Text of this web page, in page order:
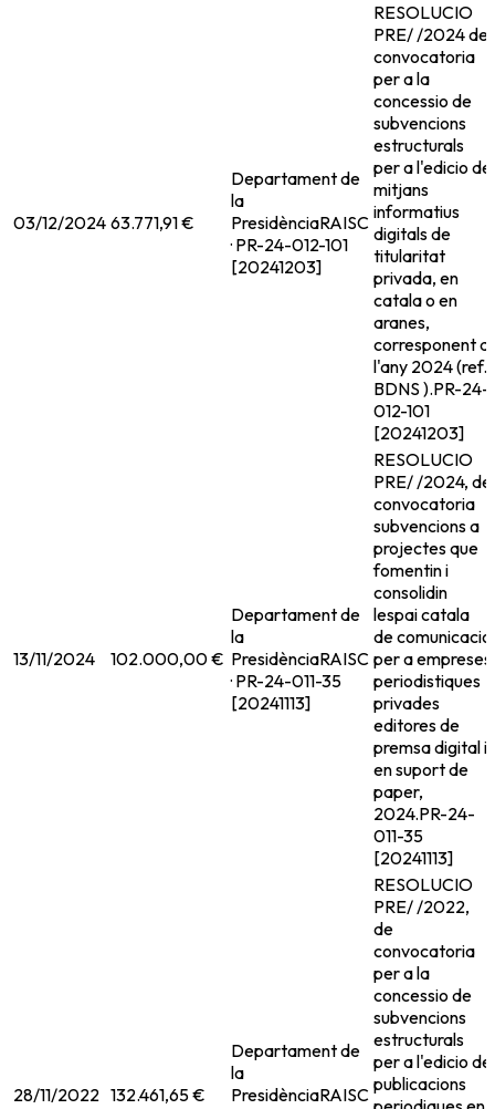
03/12/2024 63.771,91 €
Departament de
la
PresidènciaRAISC
· PR-24-012-101
[20241203]
RESOLUCIO
PRE/ /2024 de
convocatoria
per a la
concessio de
subvencions
estructurals
per a l'edicio de
mitjans
informatius
digitals de
titularitat
privada, en
catala o en
aranes,
corresponent a
l'any 2024 (ref.
BDNS ).PR-24-
012-101
[20241203]
13/11/2024 102.000,00 €
Departament de
la
PresidènciaRAISC
· PR-24-011-35
[20241113]
RESOLUCIO
PRE/ /2024, de
convocatoria
subvencions a
projectes que
fomentin i
consolidin
lespai catala
de comunicacio
per a empreses
periodistiques
privades
editores de
premsa digital i
en suport de
paper,
2024.PR-24-
011-35
[20241113]
28/11/2022 132.461,65 €
Departament de
la
PresidènciaRAISC
RESOLUCIO
PRE/ /2022,
de
convocatoria
per a la
concessio de
subvencions
estructurals
per a l'edicio de
publicacions